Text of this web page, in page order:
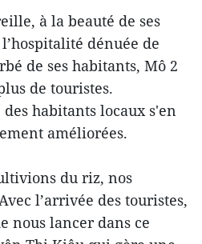
à la beauté de ses
dénuée de
de ses habitants, Mô 2
de touristes.
habitants locaux s'en
améliorées.
du riz, nos
l’arrivée des touristes,
nous lancer dans ce